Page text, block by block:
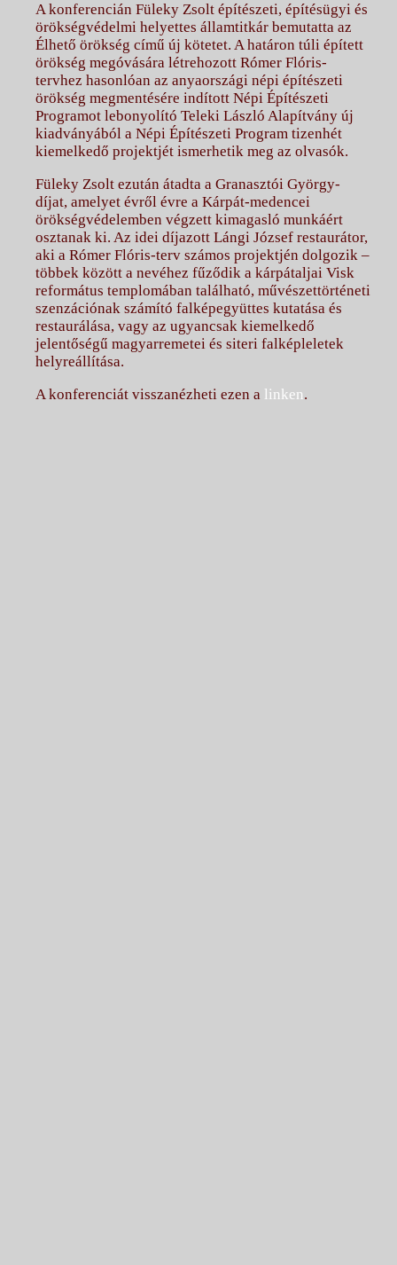
A konferencián Füleky Zsolt építészeti, építésügyi és
örökségvédelmi helyettes államtitkár bemutatta az
Élhető örökség című új kötetet. A határon túli épített
örökség megóvására létrehozott Rómer Flóris-
tervhez hasonlóan az anyaországi népi építészeti
örökség megmentésére indított Népi Építészeti
Programot lebonyolító Teleki László Alapítvány új
kiadványából a Népi Építészeti Program tizenhét
kiemelkedő projektjét ismerhetik meg az olvasók.
Füleky Zsolt ezután átadta a Granasztói György-
díjat, amelyet évről évre a Kárpát-medencei
örökségvédelemben végzett kimagasló munkáért
osztanak ki. Az idei díjazott Lángi József restaurátor,
aki a Rómer Flóris-terv számos projektjén dolgozik –
többek között a nevéhez fűződik a kárpátaljai Visk
református templomában található, művészettörténeti
szenzációnak számító falképegyüttes kutatása és
restaurálása, vagy az ugyancsak kiemelkedő
jelentőségű magyarremetei és siteri falképleletek
helyreállítása.
A konferenciát visszanézheti ezen a linken.